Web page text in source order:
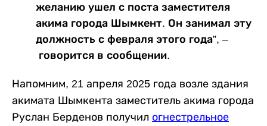
желанию ушел с поста заместителя
акима города Шымкент. Он занимал эту
должность с февраля этого года”, –
говорится в сообщении.
Напомним, 21 апреля 2025 года возле здания
акимата Шымкента заместитель акима города
Руслан Берденов получил огнестрельное